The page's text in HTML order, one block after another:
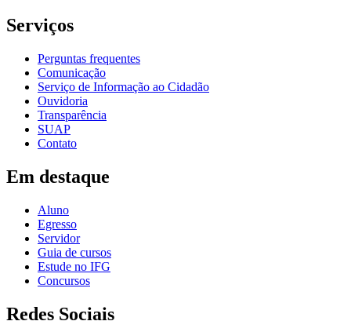
Serviços
Perguntas frequentes
Comunicação
Serviço de Informação ao Cidadão
Ouvidoria
Transparência
SUAP
Contato
Em destaque
Aluno
Egresso
Servidor
Guia de cursos
Estude no IFG
Concursos
Redes Sociais